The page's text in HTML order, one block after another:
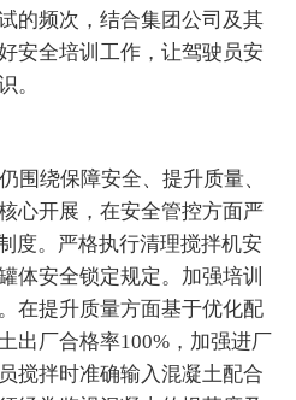
的频次，结合集团公司及其
安全培训工作，让驾驶员安
。
围绕保障安全、提升质量、
心开展，在安全管控方面严
度。严格执行清理搅拌机安
体安全锁定规定。加强培训
在提升质量方面基于优化配
出厂合格率100%，加强进厂
搅拌时准确输入混凝土配合